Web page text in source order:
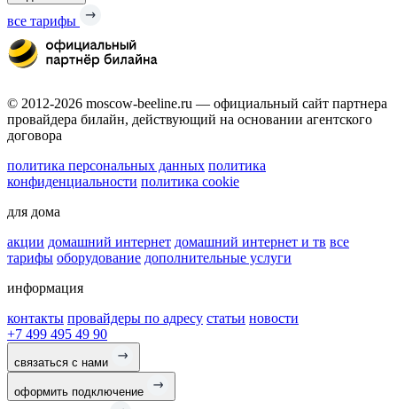
все тарифы
© 2012-2026 moscow-beeline.ru — официальный сайт партнера
провайдера билайн, действующий на основании агентского
договора
политика персональных данных политика
конфиденциальности политика cookie
для дома
акции домашний интернет домашний интернет и тв все
тарифы оборудование дополнительные услуги
информация
контакты провайдеры по адресу статьи новости
+7 499 495 49 90
связаться с нами
оформить подключение